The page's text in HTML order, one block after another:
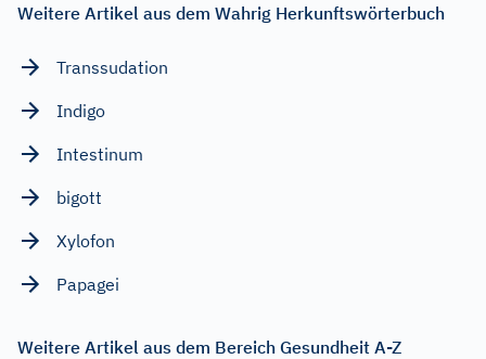
Weitere Artikel aus dem Wahrig Herkunftswörterbuch
Transsudation
Indigo
Intestinum
bigott
Xylofon
Papagei
Weitere Artikel aus dem Bereich Gesundheit A-Z